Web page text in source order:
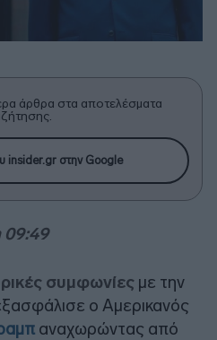
άρθρα στα αποτελέσματα
insider.gr στην Google
09:49
συμφωνίες με την
ο Αμερικανός
αναχωρώντας από